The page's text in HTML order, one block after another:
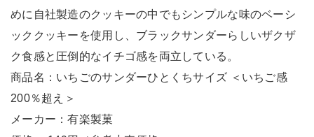
めに自社製造のクッキーの中でもシンプルな味のベーシ
ッククッキーを使用し、ブラックサンダーらしいザクザ
ク食感と圧倒的なイチゴ感を両立している。
商品名：いちごのサンダーひとくちサイズ ＜いちご感
200％超え＞
メーカー：有楽製菓